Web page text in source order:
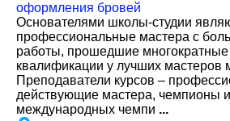
Основателями школы-студии
профессиональные мастера с
работы, прошедшие
квалификации у лучших мастеров
Преподаватели курсов –
действующие мастера, чемпионы
международных чемпи ...